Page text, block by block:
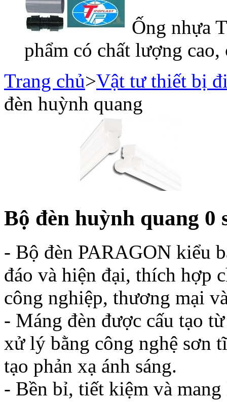
Ống nhựa
phẩm có chất lượng cao,
Trang chủ>Vật tư thiết bị
đèn huỳnh quang
Bộ đèn huỳnh quang 0
- Bộ đèn PARAGON kiểu
đáo và hiện đại, thích hợp
công nghiệp, thương mại
- Máng đèn được cấu tạo
xử lý bằng công nghệ sơn
tạo phản xạ ánh sáng.
- Bền bỉ, tiết kiệm và mang